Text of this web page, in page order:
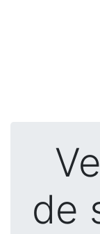
de